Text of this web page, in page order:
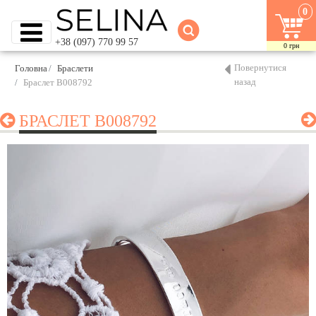
+38 (097) 770 99 57
0
0 грн
Головна
Браслети
Браслет B008792
Повернутися
назад
БРАСЛЕТ B008792